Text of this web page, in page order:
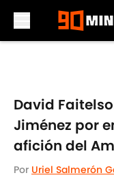
David
Jiménez por
afición del
Por Uriel Salmerón